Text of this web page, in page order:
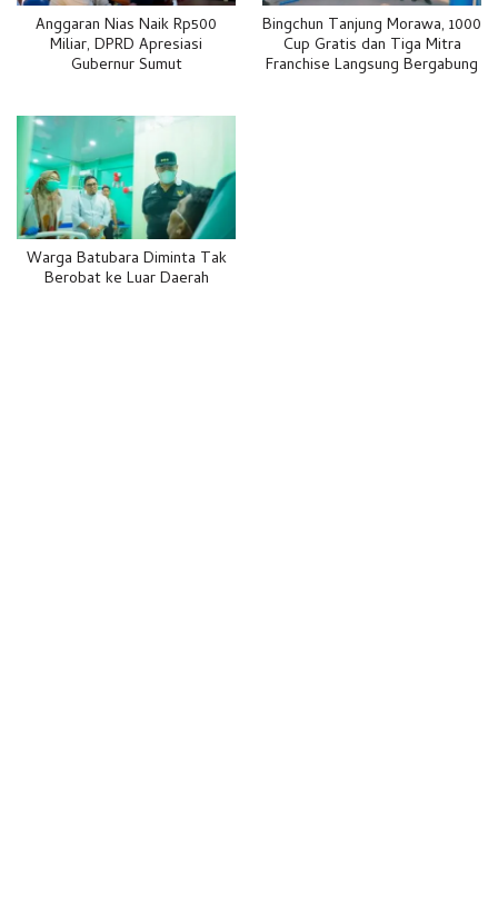
Anggaran Nias Naik Rp500
Miliar, DPRD Apresiasi
Gubernur Sumut
Bingchun Tanjung Morawa, 1000
Cup Gratis dan Tiga Mitra
Franchise Langsung Bergabung
Warga Batubara Diminta Tak
Berobat ke Luar Daerah